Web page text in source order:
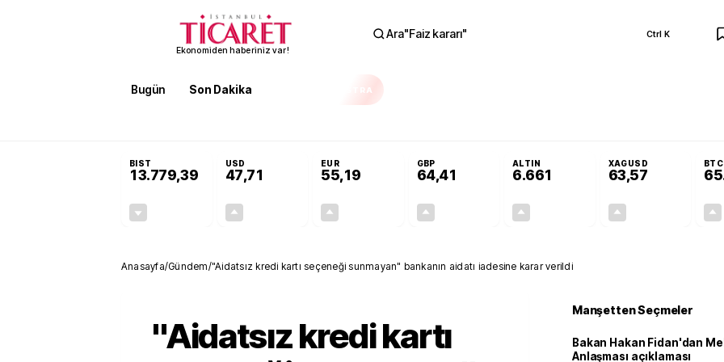
Ekonomiden haberiniz var!
Ara"Faiz kararı" Ctrl K
Bugün Son Dakika EKSTRA
BIST
13.779,39
USD
47,71
EUR
55,19
GBP
64,41
ALTIN
6.661
XAGUSD
63,57
BTC
Anasayfa/Gündem/"Aidatsız kredi kartı seçeneği sunmayan" bankanın aidatı iadesine karar verildi
"Aidatsız kredi kartı
Manşetten Seçmeler
Bakan Hakan Fidan'dan
Anlaşması açıklaması